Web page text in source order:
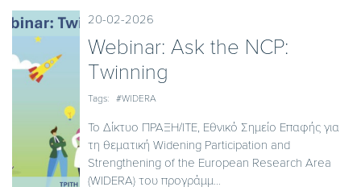
20-02-2026
Webinar: Ask the NCP:
Τwinning
Tags: #WIDERA
Το Δίκτυο ΠΡΑΞΗ/ITE, Εθνικό Σημείο Επαφής για
τη θεματική Widening Participation and
Strengthening of the European Research Area
(WIDERA) του προγράμμ...